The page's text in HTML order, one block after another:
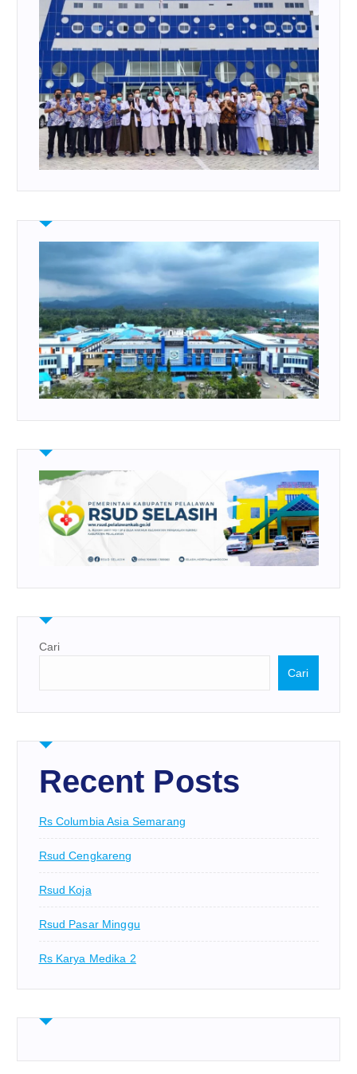
Cari
Cari
Recent Posts
Rs Columbia Asia Semarang
Rsud Cengkareng
Rsud Koja
Rsud Pasar Minggu
Rs Karya Medika 2